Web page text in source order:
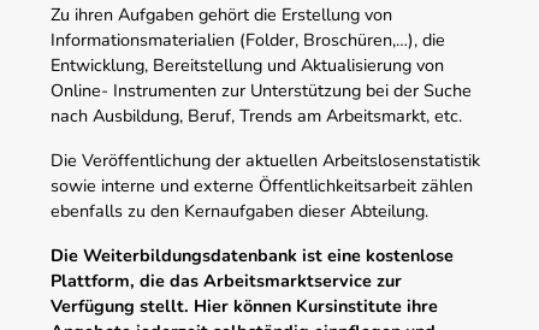
Zu ihren Aufgaben gehört die Erstellung von
Informationsmaterialien (Folder, Broschüren,…), die
Entwicklung, Bereitstellung und Aktualisierung von
Online- Instrumenten zur Unterstützung bei der Suche
nach Ausbildung, Beruf, Trends am Arbeitsmarkt, etc.
Die Veröffentlichung der aktuellen Arbeitslosenstatistik
sowie interne und externe Öffentlichkeitsarbeit zählen
ebenfalls zu den Kernaufgaben dieser Abteilung.
Die Weiterbildungsdatenbank ist eine kostenlose
Plattform, die das Arbeitsmarktservice zur
Verfügung stellt. Hier können Kursinstitute ihre